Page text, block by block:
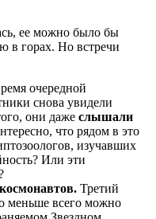
ее можно было бы
в горах. Но встречи
очередной
снова увидели
они даже слышали
что рядом в это
изучавших
Или эти
Третий
меньше всего можно